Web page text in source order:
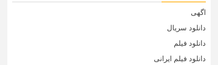
اگهی
دانلود سریال
دانلود فیلم
دانلود فیلم ایرانی